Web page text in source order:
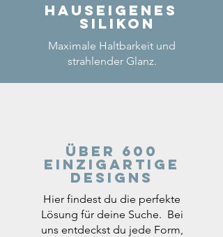
Hauseigenes
Silikon
Maximale Haltbarkeit und
strahlender Glanz.
Über 600
einzigartige
Designs
Hier findest du die perfekte
Lösung für deine Suche. Bei
uns entdeckst du jede Form,